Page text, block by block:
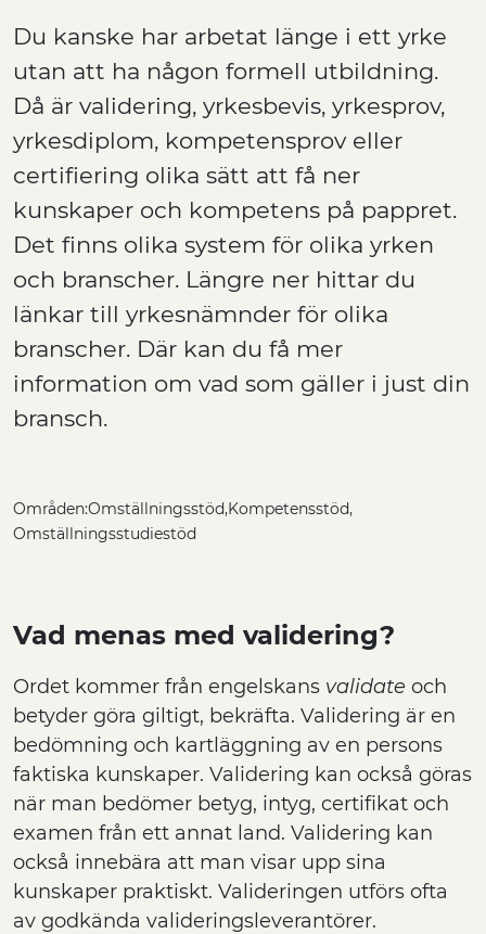
Du kanske har arbetat länge i ett yrke
utan att ha någon formell utbildning.
Då är validering, yrkesbevis, yrkesprov,
yrkesdiplom, kompetensprov eller
certifiering olika sätt att få ner
kunskaper och kompetens på pappret.
Det finns olika system för olika yrken
och branscher. Längre ner hittar du
länkar till yrkesnämnder för olika
branscher. Där kan du få mer
information om vad som gäller i just din
bransch.
Områden:Omställningsstöd Kompetensstöd
Omställningsstudiestöd
Vad menas med validering?
Ordet kommer från engelskans validate och
betyder göra giltigt, bekräfta. Validering är en
bedömning och kartläggning av en persons
faktiska kunskaper. Validering kan också göras
när man bedömer betyg, intyg, certifikat och
examen från ett annat land. Validering kan
också innebära att man visar upp sina
kunskaper praktiskt. Valideringen utförs ofta
av godkända valideringsleverantörer.